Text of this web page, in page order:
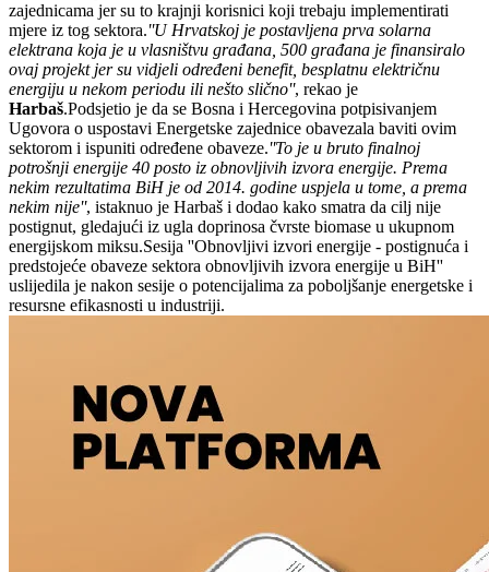
zajednicama jer su to krajnji korisnici koji trebaju implementirati
mjere iz tog sektora.''U Hrvatskoj je postavljena prva solarna
elektrana koja je u vlasništvu građana, 500 građana je finansiralo
ovaj projekt jer su vidjeli određeni benefit, besplatnu električnu
energiju u nekom periodu ili nešto slično'', rekao je
Harbaš.Podsjetio je da se Bosna i Hercegovina potpisivanjem
Ugovora o uspostavi Energetske zajednice obavezala baviti ovim
sektorom i ispuniti određene obaveze.''To je u bruto finalnoj
potrošnji energije 40 posto iz obnovljivih izvora energije. Prema
nekim rezultatima BiH je od 2014. godine uspjela u tome, a prema
nekim nije'', istaknuo je Harbaš i dodao kako smatra da cilj nije
postignut, gledajući iz ugla doprinosa čvrste biomase u ukupnom
energijskom miksu.Sesija ''Obnovljivi izvori energije - postignuća i
predstojeće obaveze sektora obnovljivih izvora energije u BiH''
uslijedila je nakon sesije o potencijalima za poboljšanje energetske i
resursne efikasnosti u industriji.